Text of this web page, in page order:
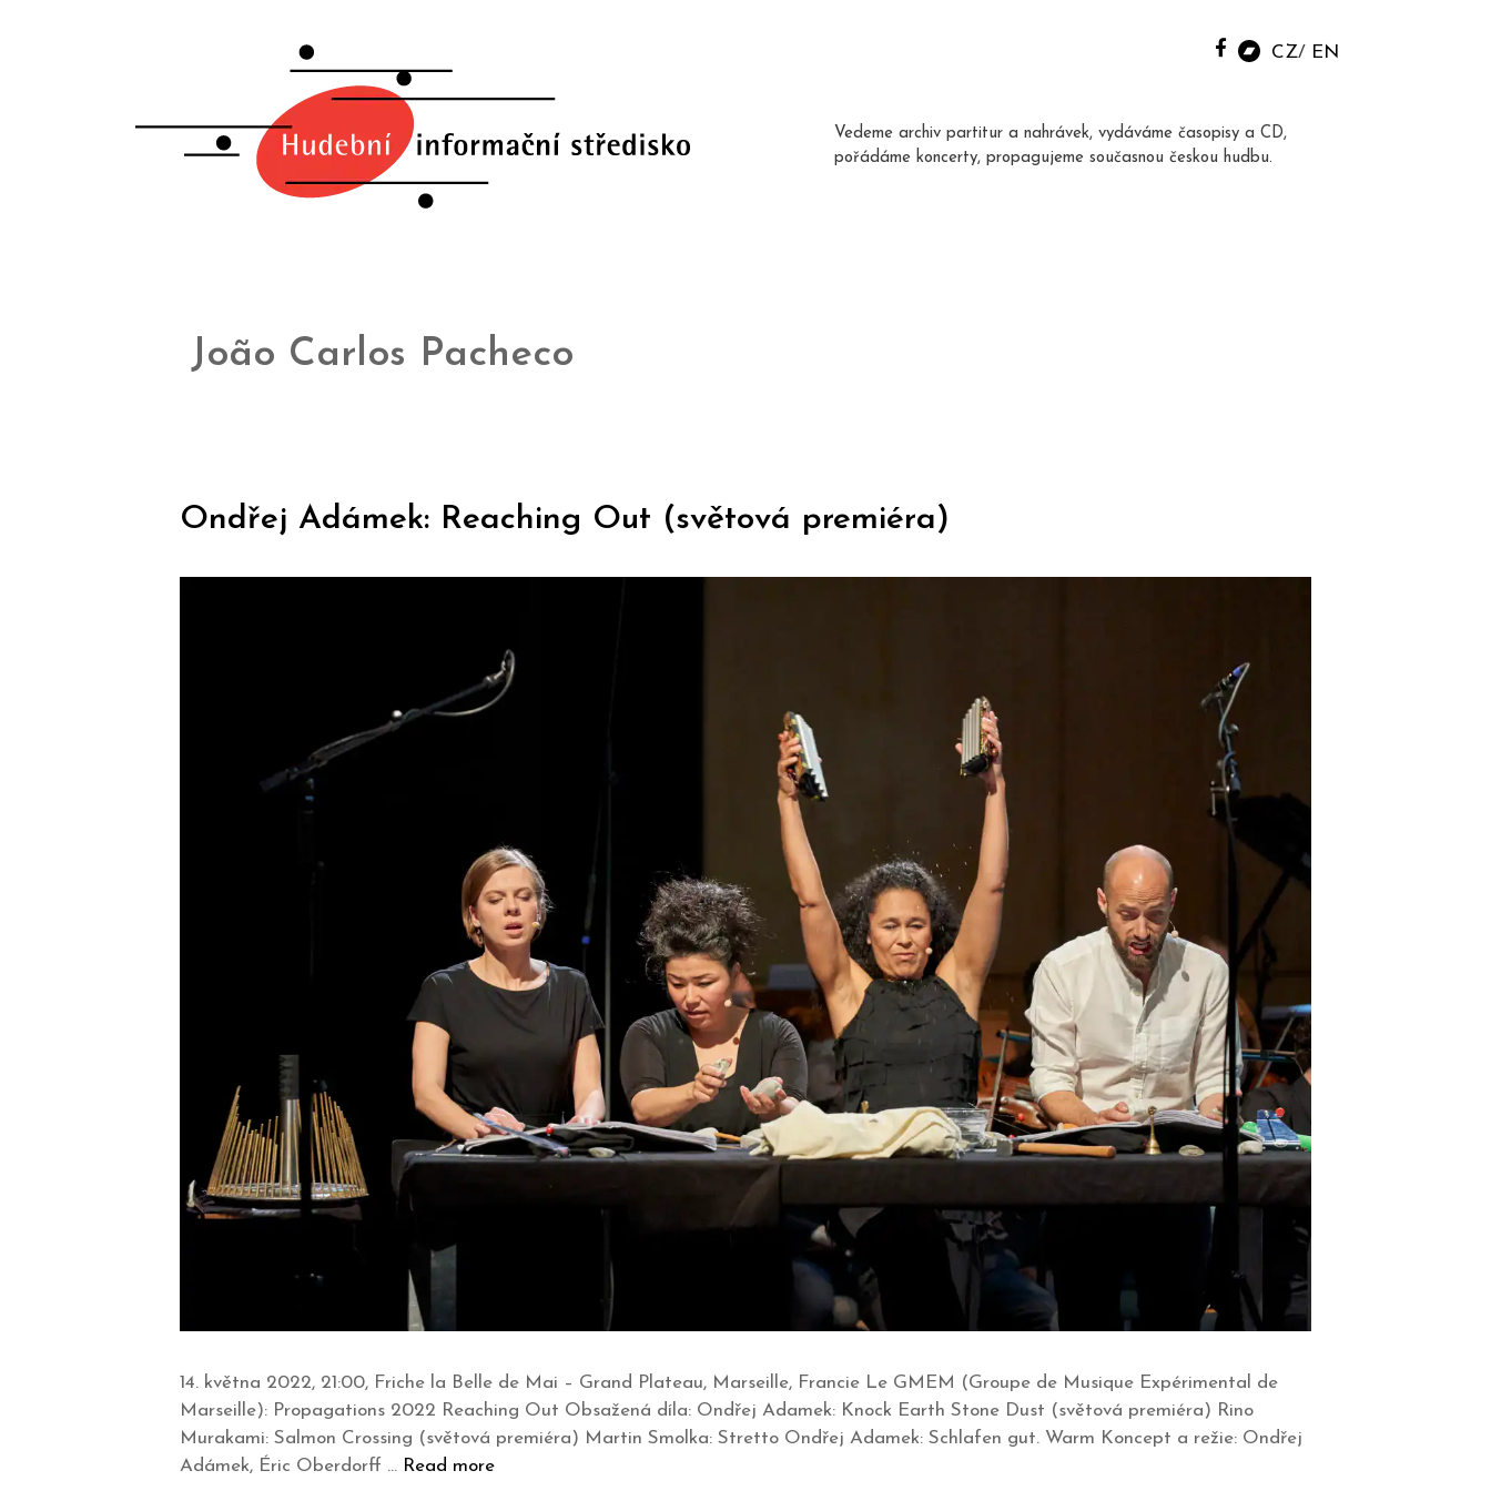
CZ EN
Vedeme archiv partitur a nahrávek, vydáváme časopisy a CD,
pořádáme koncerty, propagujeme současnou českou hudbu.
João Carlos Pacheco
Ondřej Adámek: Reaching Out (světová premiéra)
14. května 2022, 21:00, Friche la Belle de Mai – Grand Plateau, Marseille, Francie Le GMEM (Groupe de Musique Expérimental de
Marseille): Propagations 2022 Reaching Out Obsažená díla: Ondřej Adamek: Knock Earth Stone Dust (světová premiéra) Rino
Murakami: Salmon Crossing (světová premiéra) Martin Smolka: Stretto Ondřej Adamek: Schlafen gut. Warm Koncept a režie: Ondřej
Adámek, Éric Oberdorff … Read more